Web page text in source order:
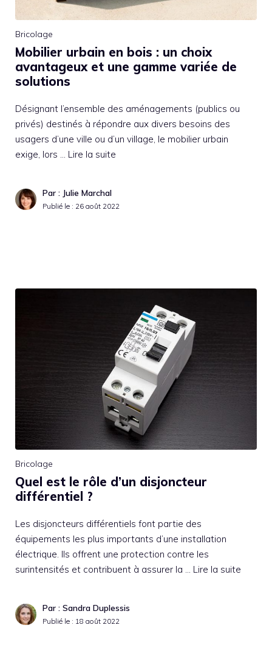
Bricolage
Mobilier urbain en bois : un choix
avantageux et une gamme variée de
solutions
Désignant l’ensemble des aménagements (publics ou
privés) destinés à répondre aux divers besoins des
usagers d’une ville ou d’un village, le mobilier urbain
exige, lors … Lire la suite
Par : Julie Marchal
Publié le : 26 août 2022
Bricolage
Quel est le rôle d’un disjoncteur
différentiel ?
Les disjoncteurs différentiels font partie des
équipements les plus importants d’une installation
électrique. Ils offrent une protection contre les
surintensités et contribuent à assurer la … Lire la suite
Par : Sandra Duplessis
Publié le : 18 août 2022